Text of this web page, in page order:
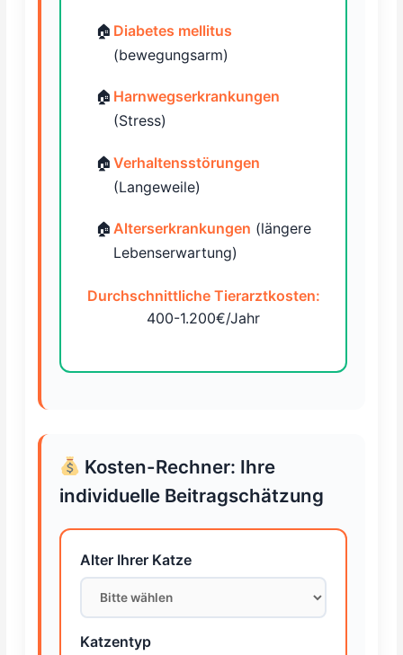
Diabetes mellitus
(bewegungsarm)
Harnwegserkrankungen
(Stress)
Verhaltensstörungen
(Langeweile)
Alterserkrankungen (längere
Lebenserwartung)
Durchschnittliche Tierarztkosten:
400-1.200€/Jahr
Kosten-Rechner: Ihre
individuelle Beitragschätzung
Alter Ihrer Katze
Katzentyp